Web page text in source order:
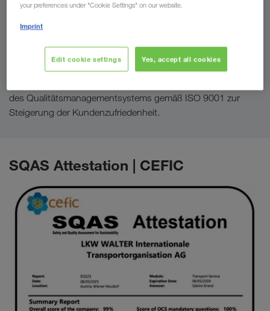
Für die Gestaltung, Steuerung und kontinuierliche
des Qualitätsmanagementsystems gemäß ISO 9001 zur
Steigerung der Kundenzufriedenheit.
SQAS Attestation | CEFIC
your preferences under "Cookie Settings" on our website.
Imprint
Edit cookie settings Yes, accept all cookies